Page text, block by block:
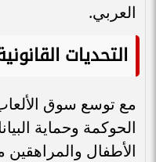
العربي.
التحديات
مع توسع سوق الألعاب
الحوكمة وحماية
الأطفال والمراهقين